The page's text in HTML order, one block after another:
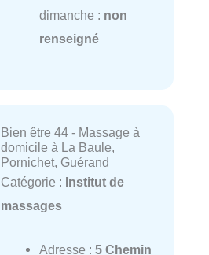
dimanche : non
renseigné
Bien être 44 - Massage à
domicile à La Baule,
Pornichet, Guérand
Catégorie : Institut de
massages
Adresse : 5 Chemin